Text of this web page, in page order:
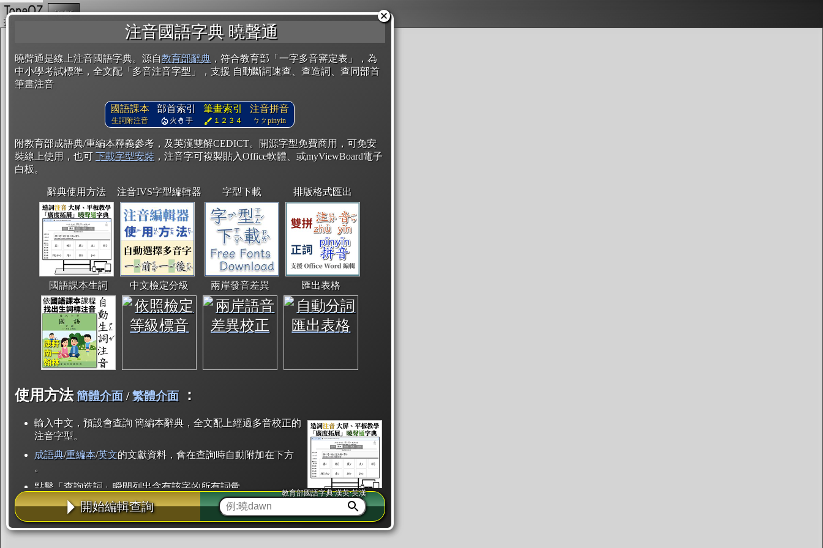
注音國語字典 曉聲通
曉聲通是線上注音國語字典。源自教育部辭典 ，符合教育部「一字多音審定表」，為
中小學考試標準，全文配「多音注音字型」，支援 自動斷詞速查、查造詞、查同部首
筆畫注音
國語課本
生詞附注音
部首索引
火 手
筆畫索引
１２３４
注音拼音
ㄅㄆpinyin
附教育部成語典/重編本釋義參考，及英漢雙解CEDICT。開源字型免費商用，可免安
裝線上使用，也可 下載字型安裝 ，注音字可複製貼入Office軟體、或myViewBoard電子
白板。
辭典使用方法 注音IVS字型編輯器 字型下載 排版格式匯出
國語課本生詞 中文檢定分級 兩岸發音差異 匯出表格
使用方法 簡體介面/繁體介面 ：
輸入中文，預設會查詢 簡編本辭典，全文配上經過多音校正的
注音字型。
成語典/重編本/英文的文獻資料，會在查詢時自動附加在下方
。
點擊「查詢造詞」瞬間列出含有該字的所有詞彙。
點「部首」瞬間列出所有「同部首字」。也支援查詢「同注音」或「同筆畫」。
辭典解釋的全文都經過自動斷詞，點擊便可瞬間「連續查詢」此字詞的解釋，不
用手動重複輸入。
開始編輯查詢
教育部國語字典·漢英·英漢
複製